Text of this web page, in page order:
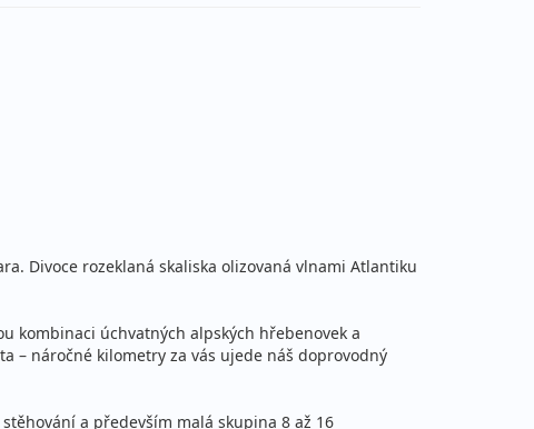
39 990 Kč
cena za 8 dní (7 nocí)
Podrobnosti
Divoce rozeklaná skaliska olizovaná vlnami Atlantiku
kombinaci úchvatných alpských hřebenovek a
– náročné kilometry za vás ujede náš doprovodný
a především malá skupina 8 až 16